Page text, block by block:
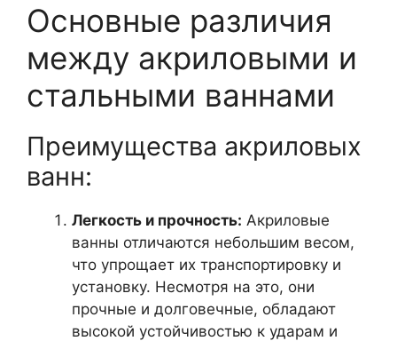
Основные различия
между акриловыми и
стальными ваннами
Преимущества акриловых
ванн:
Легкость и прочность: Акриловые
ванны отличаются небольшим весом,
что упрощает их транспортировку и
установку. Несмотря на это, они
прочные и долговечные, обладают
высокой устойчивостью к ударам и